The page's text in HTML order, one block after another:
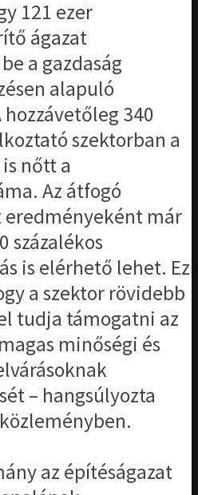
121 ezer
ágazat
a gazdaság
alapuló
340
szektorban a
nőtt a
Az átfogó
eredményeként már
százalékos
is elérhető lehet. Ez
a szektor rövidebb
tudja támogatni az
minőségi és
– hangsúlyozta
az építéságazat